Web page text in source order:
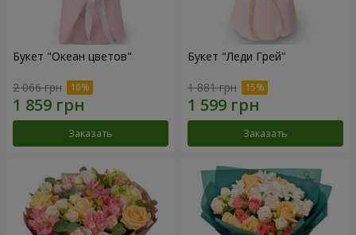
Букет "Океан цветов"
2 066 грн
Заказать
Букет "Леди Грей"
1 881 грн
Заказать